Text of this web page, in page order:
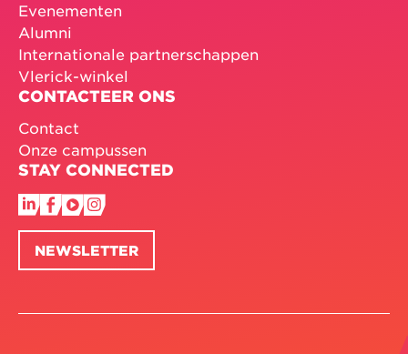
Evenementen
Alumni
Internationale partnerschappen
Vlerick-winkel
CONTACTEER ONS
Contact
Onze campussen
STAY CONNECTED
NEWSLETTER